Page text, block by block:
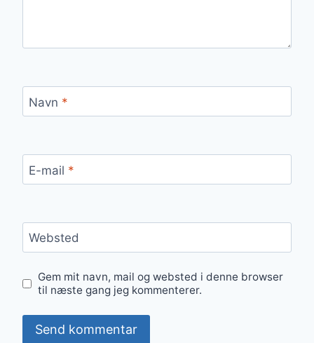
Navn *
E-mail *
Websted
Gem mit navn, mail og websted i denne browser
til næste gang jeg kommenterer.